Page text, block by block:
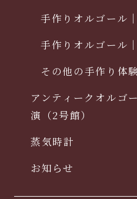
手作りオルゴール
手作りオルゴール
その他の手作り体
アンティークオルゴ
演（2号館）
蒸気時計
お知らせ